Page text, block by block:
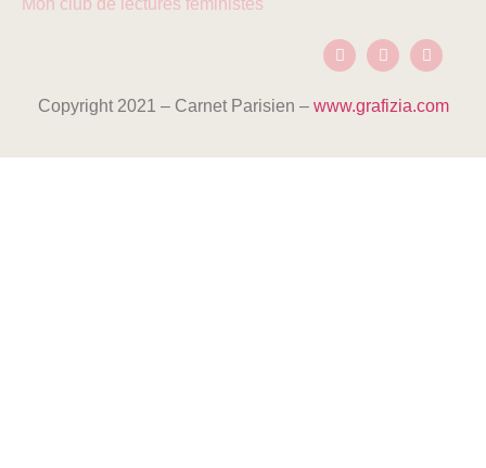
Mon club de lectures féministes
Copyright 2021 – Carnet Parisien – www.grafizia.com